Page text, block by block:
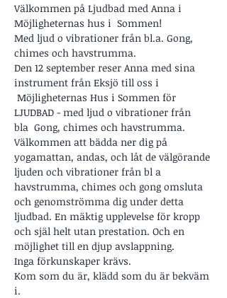
Välkommen på Ljudbad med Anna i
Möjligheternas hus i  Sommen!
Med ljud o vibrationer från bl.a. Gong,
chimes och havstrumma.
Den 12 september reser Anna med sina
instrument från Eksjö till oss i
Möjligheternas Hus i Sommen för
LJUDBAD - med ljud o vibrationer från
bla  Gong, chimes och havstrumma.
Välkommen att bädda ner dig på
yogamattan, andas, och låt de välgörande
ljuden och vibrationer från bl a
havstrumma, chimes och gong omsluta
och genomströmma dig under detta
ljudbad. En mäktig upplevelse för kropp
och själ helt utan prestation. Och en
möjlighet till en djup avslappning.
Inga förkunskaper krävs.
Kom som du är, klädd som du är bekväm
i.